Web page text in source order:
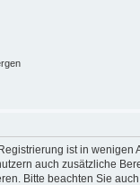
ist in
auch zusätzliche
Bitte beachten Sie